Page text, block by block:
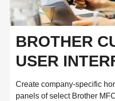
BROTHER
USER
Create company-specific
panels of select Brother